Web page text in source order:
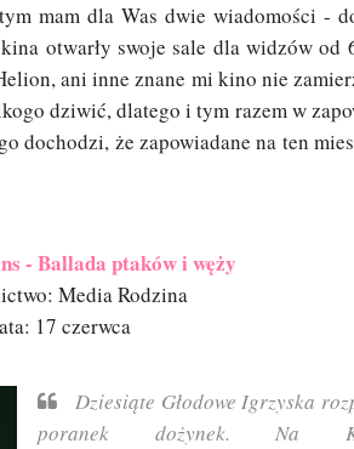
mam dla Was dwie wiadomości -
otwarły swoje sale dla widzów od
ani inne znane mi kino nie
dziwić, dlatego i tym razem w
dochodzi, że zapowiadane na ten
- Ballada ptaków i węży
Media Rodzina
17 czerwca
Dziesiąte Głodowe Igrzyska
poranek dożynek. Na